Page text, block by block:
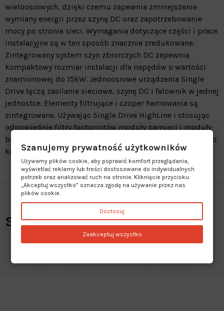
wieloosiowych, dzięki czemu zapewnia zmniejszenie
wymiany energii przez szynę DC oraz zapotrzebowanie
mocy po stronie sieci. Wymagania dotyczące części i prace
instalacyjne są w ten sposób znacznie zredukowane.
Zintegrowany system szyn zbiorczych DC zapewnia
kompaktowy rozmiar instalacji dla napędów o wartości
znamionowej do 15kW. Jednoosiowe urządzenia Single
Drive łączą zasilanie sieciowe, szynę DC i falownik w jednej
jednostce. Elementy filtrujące i czoper hamowania są
zintegrowane. Używając Single Drive HighLine i stosując
odpowiednie filtry footprintów moduły pamięci i moduły
bezpieczeństwa, napęd można optymalnie dostosować do
każdych wymagań.
Specyfikacja
Szanujemy prywatność użytkowników
Używamy plików cookie, aby poprawić komfort przeglądania,
wyświetlać reklamy lub treści dostosowane do indywidualnych
potrzeb oraz analizować ruch na stronie. Kliknięcie przycisku
„Akceptuj wszystko” oznacza zgodę na używanie przez nas
plików cookie.
Dostosuj
Zaakceptuj wszystko